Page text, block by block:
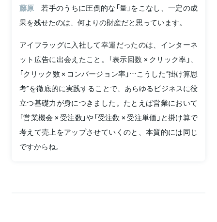
藤原
若手のうちに圧倒的な「量」をこなし、一定の成
果を残せたのは、何よりの財産だと思っています。
アイフラッグに入社して幸運だったのは、インターネ
ット広告に出会えたこと。「表示回数 × クリック率」、
「クリック数 × コンバージョン率」…こうした“掛け算思
考”を徹底的に実践することで、あらゆるビジネスに役
立つ基礎力が身につきました。たとえば営業において
「営業機会 × 受注数」や「受注数 × 受注単価」と掛け算で
考えて売上をアップさせていくのと、本質的には同じ
ですからね。